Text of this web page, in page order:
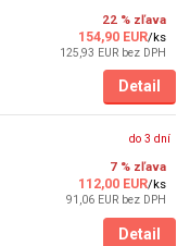
22 % zľava
154,90 EUR/ks
125,93 EUR bez DPH
Detail
7 % zľava
112,00 EUR/ks
91,06 EUR bez DPH
do 3 dní
Detail